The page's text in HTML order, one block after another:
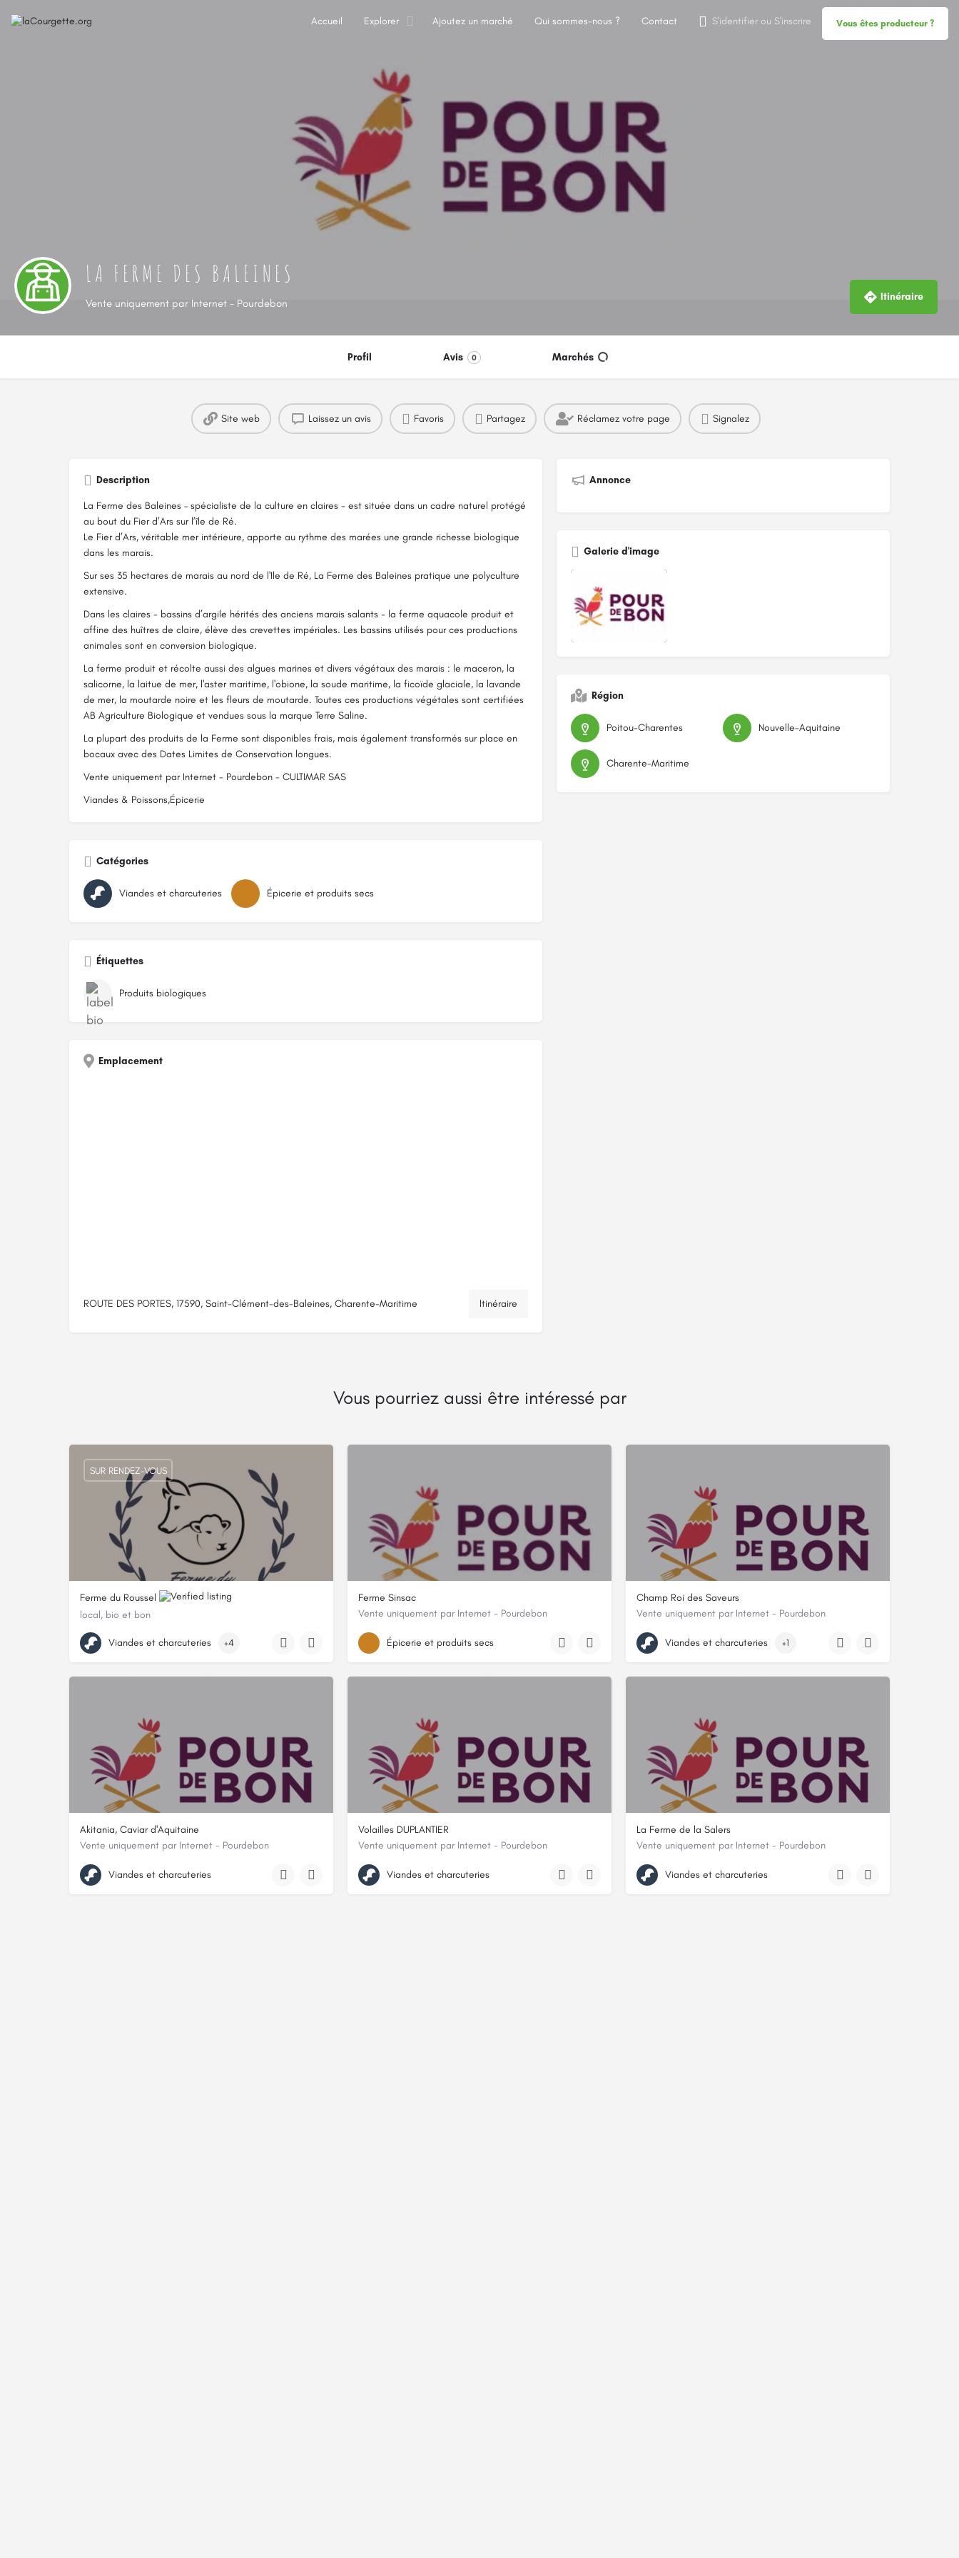
Accueil Explorer Ajoutez un marché Qui sommes-nous ? Contact S'identifier ou S'inscrire Vous êtes producteur ?
LA FERME DES BALEINES
Vente uniquement par Internet - Pourdebon Itinéraire
Profil Avis 0 Marchés
Site web Laissez un avis Favoris Partagez Réclamez votre page Signalez
Description
La Ferme des Baleines – spécialiste de la culture en claires - est située dans un cadre naturel protégé
au bout du Fier d’Ars sur l’île de Ré.
Le Fier d’Ars, véritable mer intérieure, apporte au rythme des marées une grande richesse biologique
dans les marais.
Sur ses 35 hectares de marais au nord de l'Ile de Ré, La Ferme des Baleines pratique une polyculture
extensive.
Dans les claires - bassins d’argile hérités des anciens marais salants - la ferme aquacole produit et
affine des huîtres de claire, élève des crevettes impériales. Les bassins utilisés pour ces productions
animales sont en conversion biologique.
La ferme produit et récolte aussi des algues marines et divers végétaux des marais : le maceron, la
salicorne, la laitue de mer, l'aster maritime, l'obione, la soude maritime, la ficoïde glaciale, la lavande
de mer, la moutarde noire et les fleurs de moutarde. Toutes ces productions végétales sont certifiées
AB Agriculture Biologique et vendues sous la marque Terre Saline.
La plupart des produits de la Ferme sont disponibles frais, mais également transformés sur place en
bocaux avec des Dates Limites de Conservation longues.
Vente uniquement par Internet - Pourdebon - CULTIMAR SAS
Viandes & Poissons,Épicerie
Catégories
Viandes et charcuteries Épicerie et produits secs
Étiquettes
Produits biologiques
Emplacement
ROUTE DES PORTES, 17590, Saint-Clément-des-Baleines, Charente-Maritime Itinéraire
Annonce
Galerie d'image
Région
Poitou-Charentes Nouvelle-Aquitaine
Charente-Maritime
Vous pourriez aussi être intéressé par
Ferme du Roussel
local, bio et bon
0673199555
233 Chemin Du Roussel, 24440 Rampieux, France
SUR RENDEZ-VOUS
Viandes et charcuteries +4
Ferme Sinsac
Vente uniquement par Internet - Pourdebon
lieu dit le bas sinsac, 24800, Nanthiat, Dordogne
Épicerie et produits secs
Champ Roi des Saveurs
Vente uniquement par Internet - Pourdebon
7-9 Champroy, 23400, Saint-Dizier-Masbaraud, Creuse
Viandes et charcuteries +1
Akitania, Caviar d'Aquitaine
Vente uniquement par Internet - Pourdebon
1 chemin du poteau, 17240, Saint-Genis-de-Saintonge, Charente-Maritime
Viandes et charcuteries
Volailles DUPLANTIER
Vente uniquement par Internet - Pourdebon
RTE DEPARTEMENTALE 944, 64410, Méracq, Pyrénées-Atlantiques
Viandes et charcuteries
La Ferme de la Salers
Vente uniquement par Internet - Pourdebon
La Cotterie 2 rue de l'Ecotière, 86300, Bonnes, Vienne
Viandes et charcuteries